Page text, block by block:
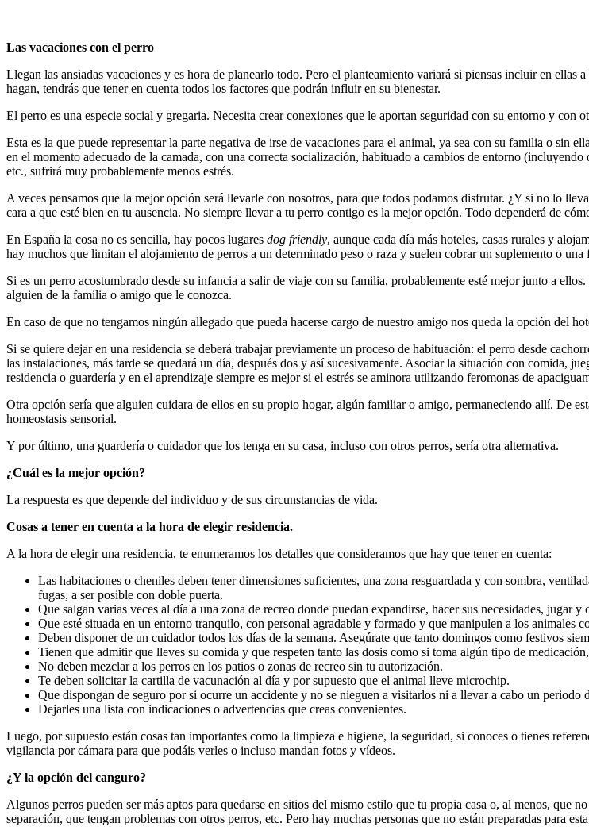
Las vacaciones con el perro
Llegan las ansiadas vacaciones y es hora de planearlo todo. Pero el planteamiento variará si piensas incluir en
hagan, tendrás que tener en cuenta todos los factores que podrán influir en su bienestar.
El perro es una especie social y gregaria. Necesita crear conexiones que le aportan seguridad con su entorno y con
Esta es la que puede representar la parte negativa de irse de vacaciones para el animal, ya sea con su familia o sin
en el momento adecuado de la camada, con una correcta socialización, habituado a cambios de entorno
etc., sufrirá muy probablemente menos estrés.
A veces pensamos que la mejor opción será llevarle con nosotros, para que todos podamos disfrutar. ¿Y si no lo
cara a que esté bien en tu ausencia. No siempre llevar a tu perro contigo es la mejor opción. Todo dependerá de
En España la cosa no es sencilla, hay pocos lugares dog friendly, aunque cada día más hoteles, casas rurales y
hay muchos que limitan el alojamiento de perros a un determinado peso o raza y suelen cobrar un suplemento o una
Si es un perro acostumbrado desde su infancia a salir de viaje con su familia, probablemente esté mejor junto a
alguien de la familia o amigo que le conozca.
En caso de que no tengamos ningún allegado que pueda hacerse cargo de nuestro amigo nos queda la opción del
Si se quiere dejar en una residencia se deberá trabajar previamente un proceso de habituación: el perro desde
las instalaciones, más tarde se quedará un día, después dos y así sucesivamente. Asociar la situación con comida,
residencia o guardería y en el aprendizaje siempre es mejor si el estrés se aminora utilizando feromonas de
Otra opción sería que alguien cuidara de ellos en su propio hogar, algún familiar o amigo, permaneciendo allí. De
homeostasis sensorial.
Y por último, una guardería o cuidador que los tenga en su casa, incluso con otros perros, sería otra alternativa.
¿Cuál es la mejor opción?
La respuesta es que depende del individuo y de sus circunstancias de vida.
Cosas a tener en cuenta a la hora de elegir residencia.
A la hora de elegir una residencia, te enumeramos los detalles que consideramos que hay que tener en cuenta:
Las habitaciones o cheniles deben tener dimensiones suficientes, una zona resguardada y con sombra,
fugas, a ser posible con doble puerta.
Que salgan varias veces al día a una zona de recreo donde puedan expandirse, hacer sus necesidades, jugar y
Que esté situada en un entorno tranquilo, con personal agradable y formado y que manipulen a los animales
Deben disponer de un cuidador todos los días de la semana. Asegúrate que tanto domingos como festivos
Tienen que admitir que lleves su comida y que respeten tanto las dosis como si toma algún tipo de
No deben mezclar a los perros en los patios o zonas de recreo sin tu autorización.
Te deben solicitar la cartilla de vacunación al día y por supuesto que el animal lleve microchip.
Que dispongan de seguro por si ocurre un accidente y no se nieguen a visitarlos ni a llevar a cabo un periodo
Dejarles una lista con indicaciones o advertencias que creas convenientes.
Luego, por supuesto están cosas tan importantes como la limpieza e higiene, la seguridad, si conoces o tienes
vigilancia por cámara para que podáis verles o incluso mandan fotos y vídeos.
¿Y la opción del canguro?
Algunos perros pueden ser más aptos para quedarse en sitios del mismo estilo que tu propia casa o, al menos, que
separación, que tengan problemas con otros perros, etc. Pero hay muchas personas que no están preparadas para